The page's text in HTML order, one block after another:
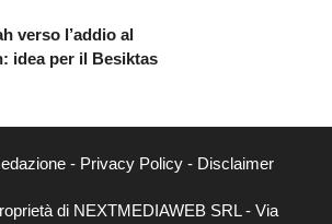
verso l’addio al
idea per il Besiktas
- Privacy Policy- Disclaimer
di NEXTMEDIAWEB SRL - Via